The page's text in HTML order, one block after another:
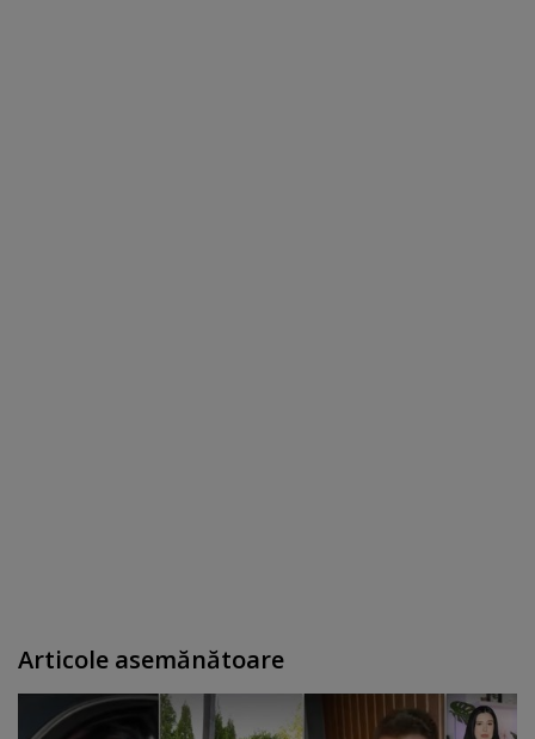
Articole asemănătoare